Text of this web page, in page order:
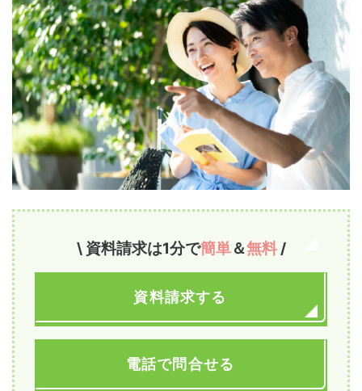
\ 資料請求は1分で簡単＆無料/
資料請求する
電話で問合せる